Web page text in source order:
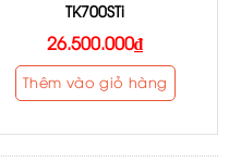
TK700STi
26.500.000₫
Thêm vào giỏ hàng